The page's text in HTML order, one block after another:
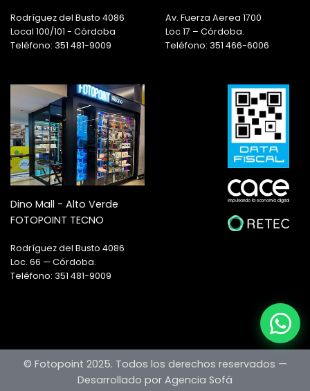
Rodríguez del Busto 4086
Local 100/101 - Córdoba
Teléfono: 351 481-9009
Av. Fuerza Aerea 1700
Loc 17 – Córdoba.
Teléfono: 351 466-6006
Dino Mall - Alto Verde
FOTOPOINT TECNO
Rodríguez del Busto 4086
Loc. 66 — Córdoba.
Teléfono: 351 481-9009
© Fotopoint 2025. Todos los derechos reservados —
Desarrollado por Agencia Sofá